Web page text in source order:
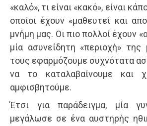
«καλό», τι είναι «κακό», είναι
οποίοι έχουν «μαθευτεί και
μνήμη μας. Οι πιο πολλοί έχουν
μία ασυνείδητη «περιοχή»
τους εφαρμόζουμε συχνότατα
να το καταλαβαίνουμε και
αμφισβητούμε.
Έτσι για παράδειγμα, μία
μεγάλωσε σε ένα αυστηρής